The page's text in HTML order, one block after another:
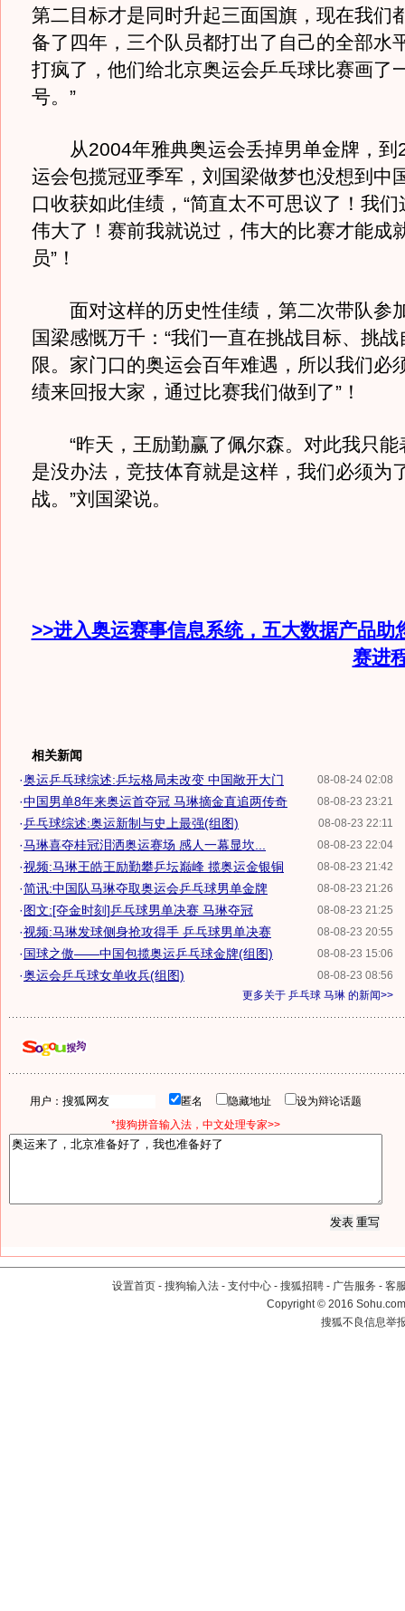
第二目标才是同时升起三面国旗，现在我们
备了四年，三个队员都打出了自己的全部水
打疯了，他们给北京奥运会乒乓球比赛画了
号。”
从2004年雅典奥运会丢掉男单金牌，到
运会包揽冠亚季军，刘国梁做梦也没想到中
口收获如此佳绩，“简直太不可思议了！我
伟大了！赛前我就说过，伟大的比赛才能成
员”！
面对这样的历史性佳绩，第二次带队参
国梁感慨万千：“我们一直在挑战目标、挑
限。家门口的奥运会百年难遇，所以我们必
绩来回报大家，通过比赛我们做到了”！
“昨天，王励勤赢了佩尔森。对此我只能
是没办法，竞技体育就是这样，我们必须为
战。”刘国梁说。
>>进入奥运赛事信息系统，五大数据产品助
赛进
相关新闻
08-08-24 02:08
·奥运乒乓球综述:乒坛格局未改变 中国敞开大门
08-08-23 23:21
·中国男单8年来奥运首夺冠 马琳摘金直追两传奇
08-08-23 22:11
·乒乓球综述:奥运新制与史上最强(组图)
08-08-23 22:04
·马琳喜夺桂冠泪洒奥运赛场 感人一幕显坎...
08-08-23 21:42
·视频:马琳王皓王励勤攀乒坛巅峰 揽奥运金银铜
08-08-23 21:26
·简讯:中国队马琳夺取奥运会乒乓球男单金牌
08-08-23 21:25
·图文:[夺金时刻]乒乓球男单决赛 马琳夺冠
08-08-23 20:55
·视频:马琳发球侧身抢攻得手 乒乓球男单决赛
08-08-23 15:06
·国球之傲——中国包揽奥运乒乓球金牌(组图)
08-08-23 08:56
·奥运会乒乓球女单收兵(组图)
更多关于 乒乓球 马琳 的新闻>>
用户： 匿名 隐藏地址
设为辩论话题
*搜狗拼音输入法，中文处理专家>>
设置首页 - 搜狗输入法 - 支付中心 - 搜狐招聘 - 广告服务 - 客
Copyright©2016
搜狐不良信息举